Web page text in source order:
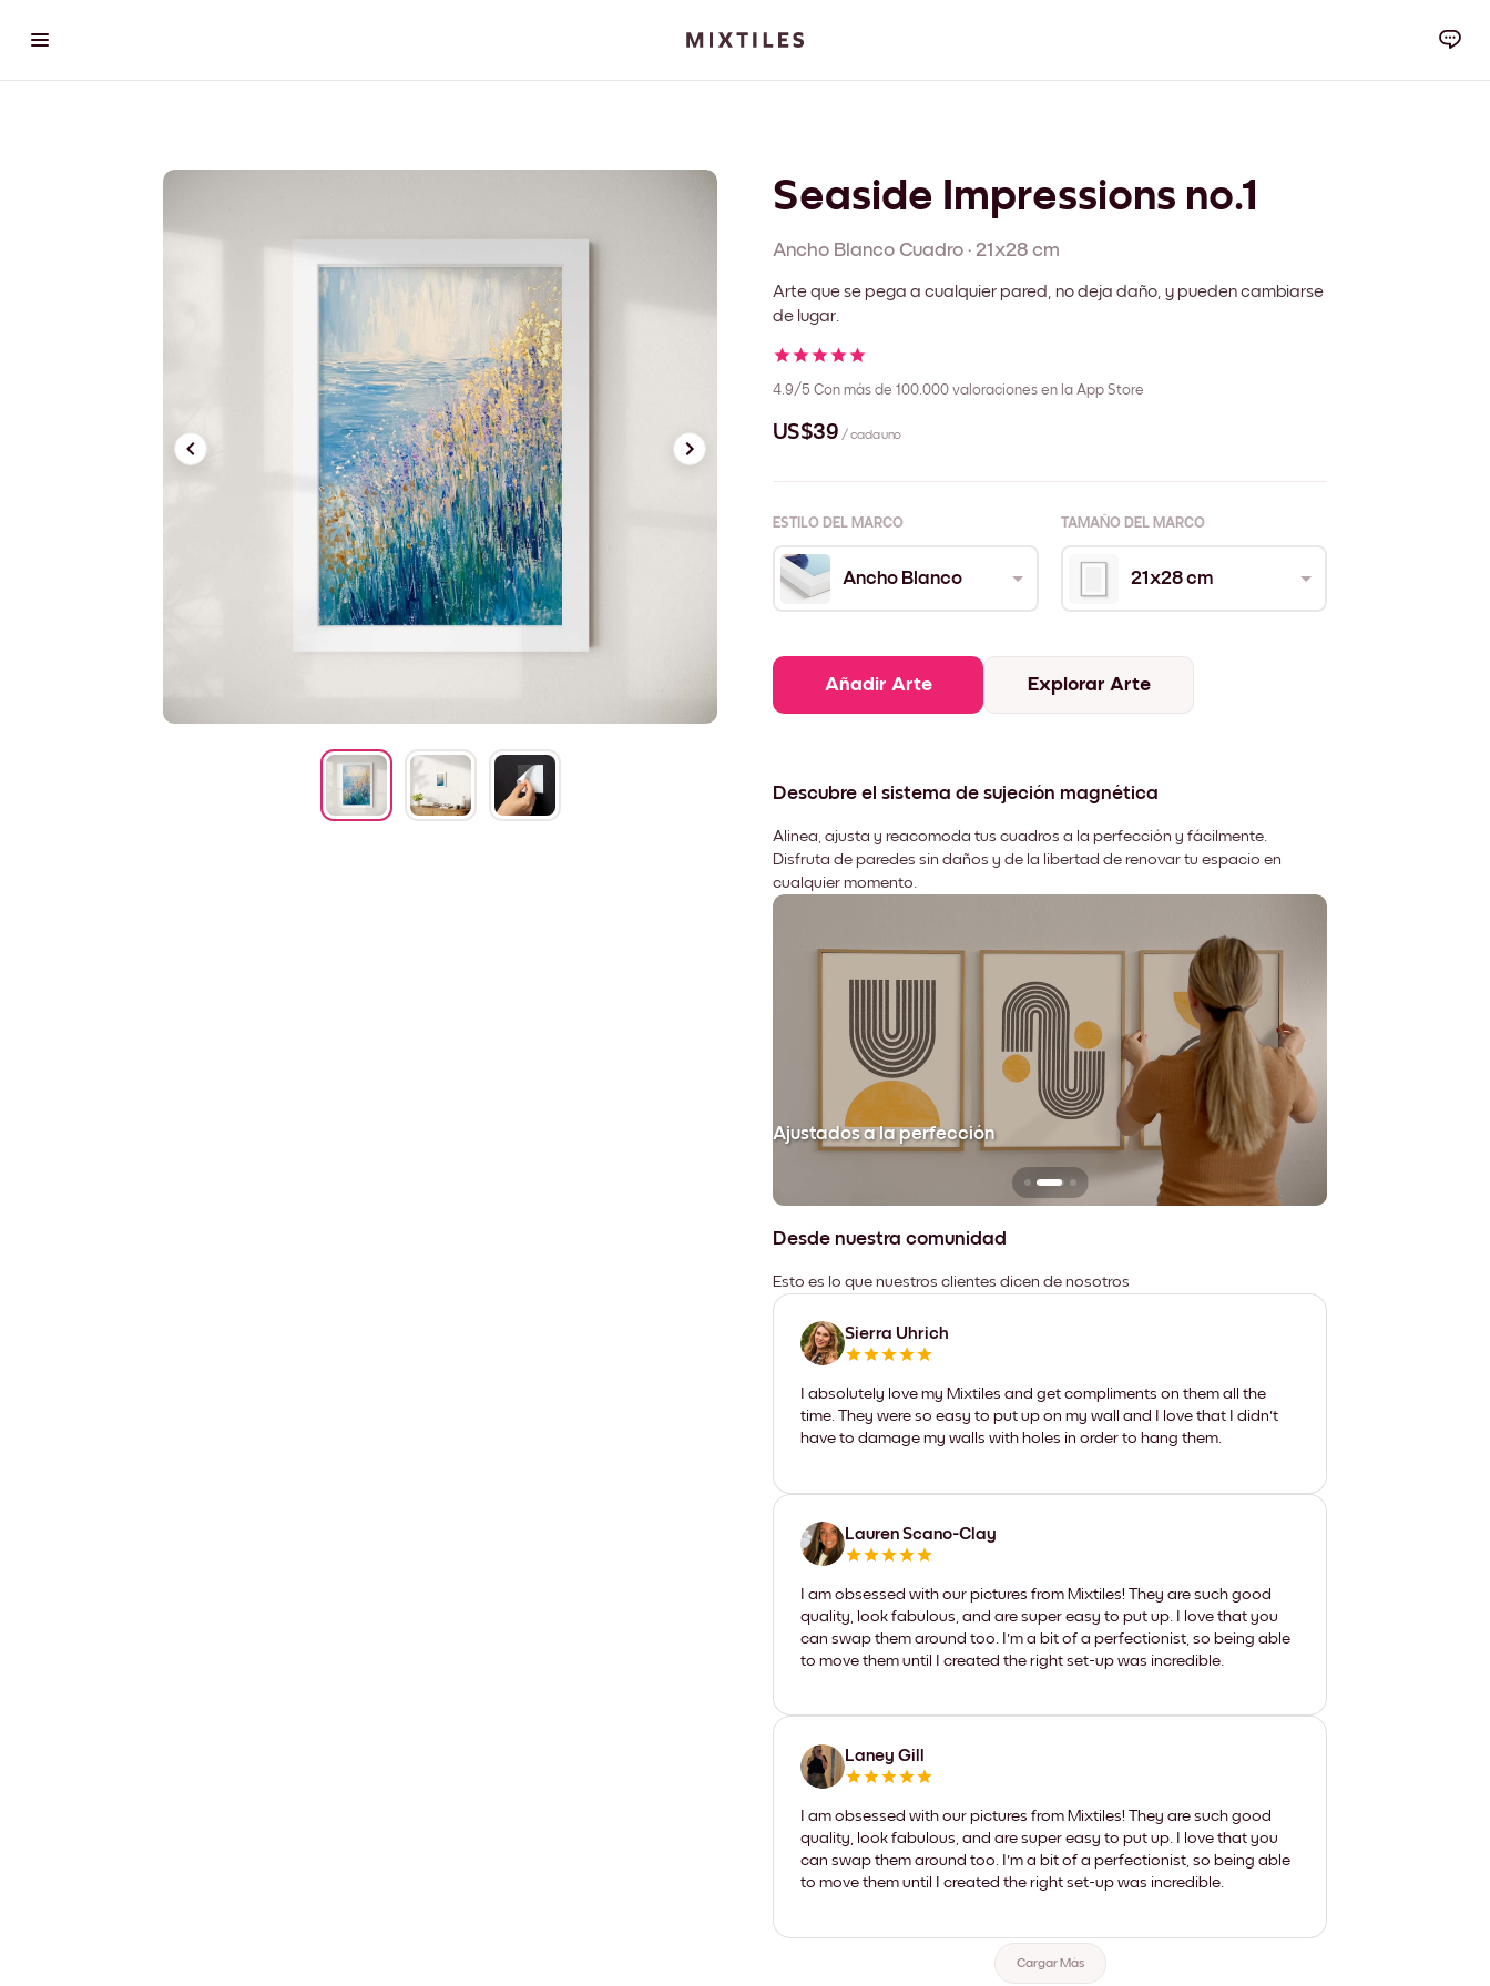
Seaside Impressions no.1
Ancho Blanco Cuadro · 21x28 cm
Arte que se pega a cualquier pared, no deja daño, y pueden cambiarse
de lugar.
4.9/5 Con más de 100.000 valoraciones en la App Store
US$39 / cada uno
ESTILO DEL MARCO TAMAÑO DEL MARCO
Ancho Blanco 21x28 cm
Añadir Arte Explorar Arte
Descubre el sistema de sujeción magnética
Alinea, ajusta y reacomoda tus cuadros a la perfección y fácilmente.
Disfruta de paredes sin daños y de la libertad de renovar tu espacio en
cualquier momento.
Ajustados a la perfección
Desde nuestra comunidad
Esto es lo que nuestros clientes dicen de nosotros
Sierra Uhrich
I absolutely love my Mixtiles and get compliments on them all the
time. They were so easy to put up on my wall and I love that I didn't
have to damage my walls with holes in order to hang them.
Lauren Scano-Clay
I am obsessed with our pictures from Mixtiles! They are such good
quality, look fabulous, and are super easy to put up. I love that you
can swap them around too. I'm a bit of a perfectionist, so being able
to move them until I created the right set-up was incredible.
Laney Gill
I am obsessed with our pictures from Mixtiles! They are such good
quality, look fabulous, and are super easy to put up. I love that you
can swap them around too. I'm a bit of a perfectionist, so being able
to move them until I created the right set-up was incredible.
Cargar Más